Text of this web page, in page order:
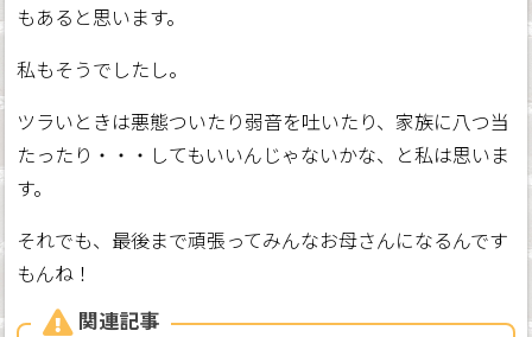
もあると思います。
私もそうでしたし。
ツラいときは悪態ついたり弱音を吐いたり、家族に八つ当
たったり・・・してもいいんじゃないかな、と私は思いま
す。
それでも、最後まで頑張ってみんなお母さんになるんです
もんね！
関連記事